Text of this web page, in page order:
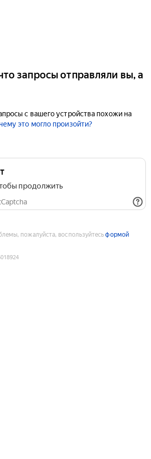
запросы отправляли вы, а
с вашего устройства похожи на
это могло произойти?
продолжить
пожалуйста, воспользуйтесьформой